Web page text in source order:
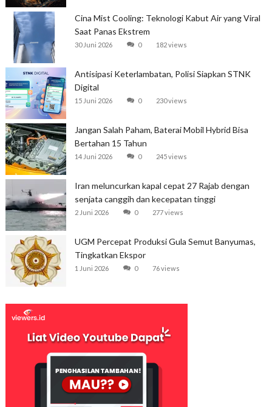
Cina Mist Cooling: Teknologi Kabut Air yang Viral
Saat Panas Ekstrem
30 Juni 2026 0 182 views
Antisipasi Keterlambatan, Polisi Siapkan STNK
Digital
15 Juni 2026 0 230 views
Jangan Salah Paham, Baterai Mobil Hybrid Bisa
Bertahan 15 Tahun
14 Juni 2026 0 245 views
Iran meluncurkan kapal cepat 27 Rajab dengan
senjata canggih dan kecepatan tinggi
2 Juni 2026 0 277 views
UGM Percepat Produksi Gula Semut Banyumas,
Tingkatkan Ekspor
1 Juni 2026 0 76 views